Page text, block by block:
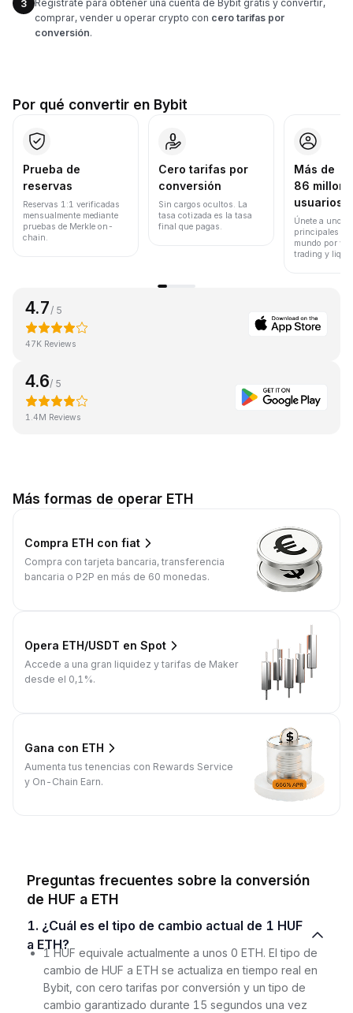
3
Regístrate para obtener una cuenta de Bybit gratis y convertir,
comprar, vender u operar crypto con cero tarifas por
conversión.
Por qué convertir en Bybit
Prueba de
reservas
Reservas 1:1 verificadas
mensualmente mediante
pruebas de Merkle on-
chain.
Cero tarifas por
conversión
Sin cargos ocultos. La
tasa cotizada es la tasa
final que pagas.
Más de
86
usuarios
Únete a uno
principales
mundo por
trading y
4.7 / 5
47K Reviews
4.6/ 5
1.4M Reviews
Más formas de operar ETH
Compra ETH con fiat
Compra con tarjeta bancaria, transferencia
bancaria o P2P en más de 60 monedas.
Opera ETH/USDT en Spot
Accede a una gran liquidez y tarifas de Maker
desde el 0,1%.
Gana con ETH
Aumenta tus tenencias con Rewards Service
y On-Chain Earn.
Preguntas frecuentes sobre la conversión
de HUF a ETH
1. ¿Cuál es el tipo de cambio actual de 1 HUF
a ETH?
1 HUF equivale actualmente a unos 0 ETH. El tipo de
cambio de HUF a ETH se actualiza en tiempo real en
Bybit, con cero tarifas por conversión y un tipo de
cambio garantizado durante 15 segundos una vez